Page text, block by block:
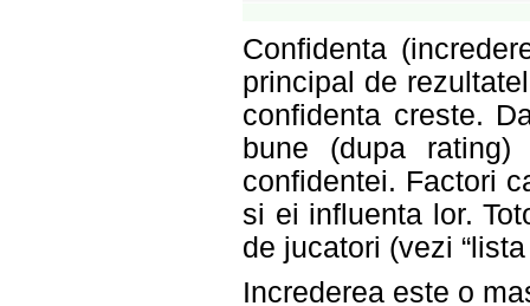
Confidenta
principal de
confidenta creste.
bune (dupa
confidentei. Factori
si ei influenta lor.
de jucatori (vezi
Increderea este o